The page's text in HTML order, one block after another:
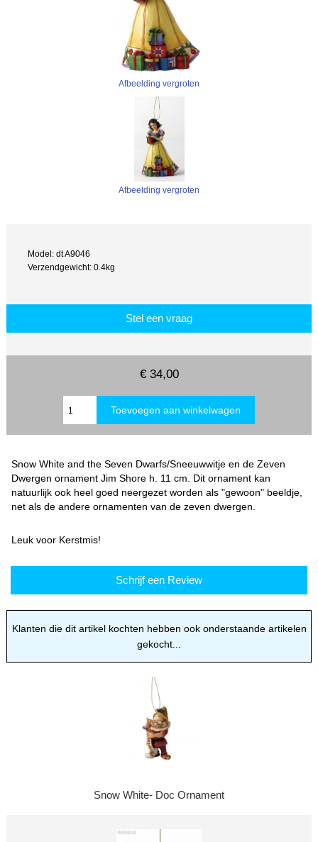
Afbeelding vergroten
Afbeelding vergroten
Model: dt A9046
Verzendgewicht: 0.4kg
Stel een vraag
€ 34,00
Snow White and the Seven Dwarfs/Sneeuwwitje en de Zeven
Dwergen ornament Jim Shore h. 11 cm. Dit ornament kan
natuurlijk ook heel goed neergezet worden als "gewoon" beeldje,
net als de andere ornamenten van de zeven dwergen.
Leuk voor Kerstmis!
Schrijf een Review
Klanten die dit artikel kochten hebben ook onderstaande artikelen
gekocht...
Snow White- Doc Ornament